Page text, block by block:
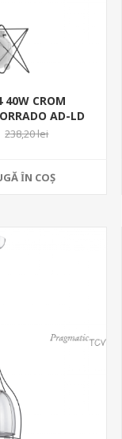
40W CROM
AD-LD
238,20 lei
ȊN COŞ